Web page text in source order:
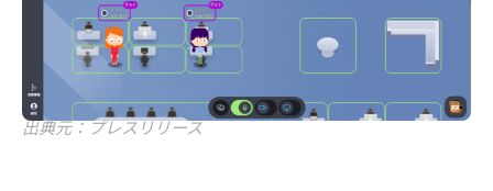
出典元：プレスリリース